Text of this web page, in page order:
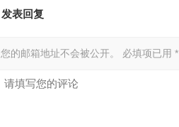
发表回复
您的邮箱地址不会被公开。 必填项已用 *